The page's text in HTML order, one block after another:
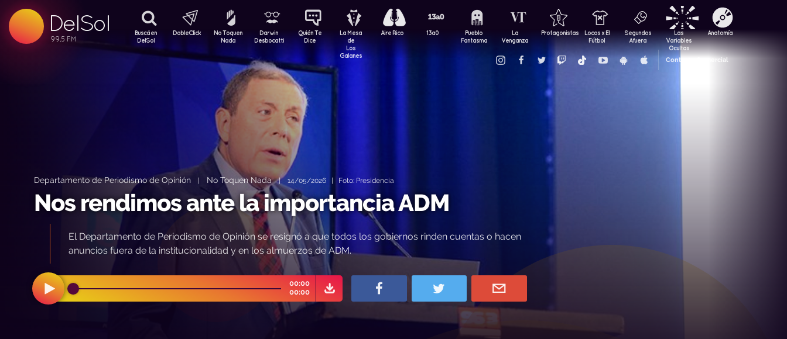
DelSol
99.5 FM
Buscá en
DelSol
DobleClick
No Toquen
Nada
Darwin
Desbocatti
Quién Te
Dice
La Mesa
de
Los
Galanes
Aire Rico 13a0
Pueblo
Fantasma
La
Venganza
Protagonistas
Locos x El
Fútbol
Segundos
Afuera
Las
Variables
Ocultas
Anatomía
Contacto Comercial
Departamento de Periodismo de Opinión| No Toquen Nada | 14/05/2026 | Foto: Presidencia
Nos rendimos ante la importancia ADM
El Departamento de Periodismo de Opinión se resignó a que todos los gobiernos rinden cuentas o hacen
anuncios fuera de la institucionalidad y en los almuerzos de ADM.
00:00
00:00